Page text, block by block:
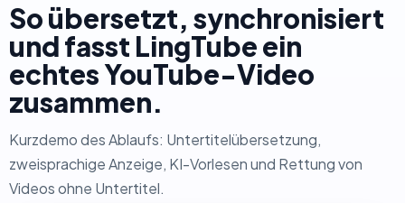
So übersetzt, synchronisiert
und fasst LingTube ein
echtes YouTube-Video
zusammen.
Kurzdemo des Ablaufs: Untertitelübersetzung,
zweisprachige Anzeige, KI-Vorlesen und Rettung von
Videos ohne Untertitel.